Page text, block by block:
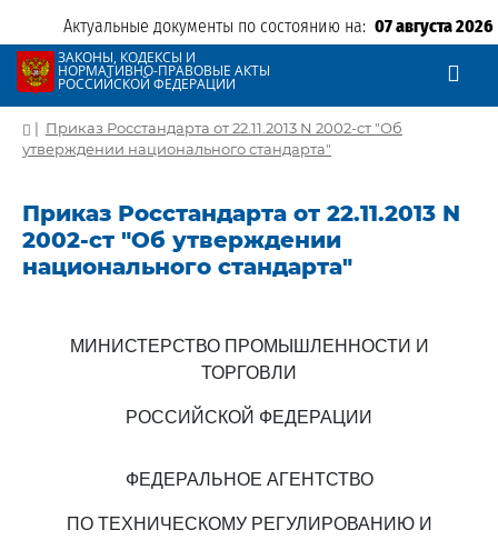
Актуальные документы по состоянию на: 07 августа 2026
ЗАКОНЫ, КОДЕКСЫ И
НОРМАТИВНО-ПРАВОВЫЕ АКТЫ
РОССИЙСКОЙ ФЕДЕРАЦИИ
| Приказ Росстандарта от 22.11.2013 N 2002-ст "Об
утверждении национального стандарта"
Приказ Росстандарта от 22.11.2013 N
2002-ст "Об утверждении
национального стандарта"
МИНИСТЕРСТВО ПРОМЫШЛЕННОСТИ И
ТОРГОВЛИ
РОССИЙСКОЙ ФЕДЕРАЦИИ
ФЕДЕРАЛЬНОЕ АГЕНТСТВО
ПО ТЕХНИЧЕСКОМУ РЕГУЛИРОВАНИЮ И